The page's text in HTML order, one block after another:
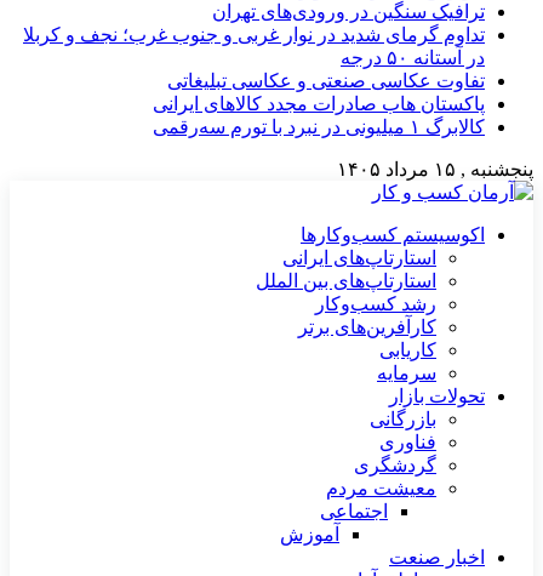
ترافیک سنگین در ورودی‌های تهران
تداوم گرمای شدید در نوار غربی و جنوب غرب؛ نجف و کربلا
در آستانه ۵۰ درجه
تفاوت عکاسی صنعتی و عکاسی تبلیغاتی
پاکستان هاب صادرات مجدد کالاهای ایرانی
کالابرگ ۱ میلیونی در نبرد با تورم سه‌رقمی
پنجشنبه , ۱۵ مرداد ۱۴۰۵
اکوسیستم کسب‌وکارها
استارتاپ‌های ایرانی
استارتاپ‌های بین الملل
رشد کسب‌وکار
کارآفرین‌های برتر
کاریابی
سرمایه
تحولات بازار
بازرگانی
فناوری
گردشگری
معیشت مردم
اجتماعی
آموزش
اخبار صنعت